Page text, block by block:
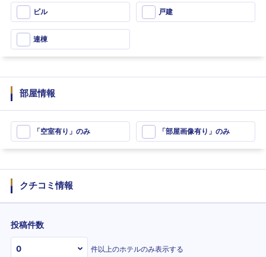
ビル 戸建
連棟
部屋情報
「空室有り」のみ 「部屋画像有り」のみ
クチコミ情報
投稿件数
件以上のホテルのみ表示する